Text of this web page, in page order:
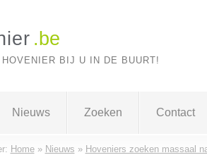
.be
BIJ U IN DE BUURT!
Nieuws Zoeken Contact
Home» Nieuws » Hoveniers zoeken massaal